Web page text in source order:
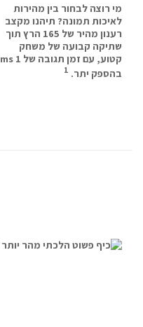
מי רוצה לבחור בין מהירות
לאיכות תמונה? תיהנו מקצב
רענון מהיר של 165 הרץ תוך
שתיקה קבועה של משחק
קטוע, עם זמן תגובה של 1 ms
בהספק יתר. 1